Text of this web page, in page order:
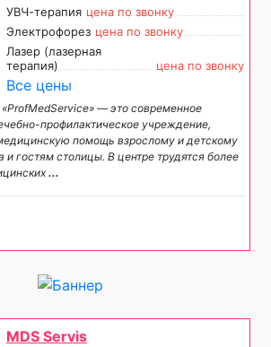
УВЧ-терапия цена по звонку
Электрофорез цена по звонку
Лазер (лазерная
терапия)
цена по звонку
Все цены
— это современное
профилактическое учреждение,
помощь взрослому и детскому
и гостям столицы. В центре трудятся более
...
MDS Servis